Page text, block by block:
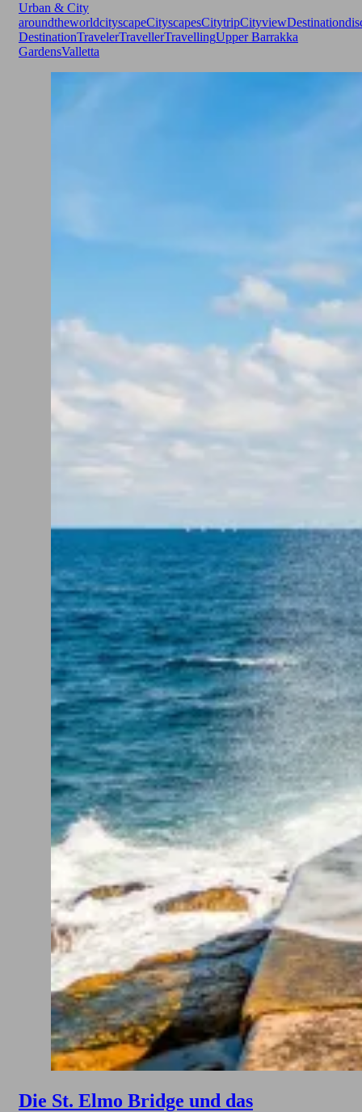
Urban & City
aroundtheworldcityscapeCityscapesCitytripCityviewDestination
DestinationTravelerTravellerTravellingUpper Barrakka
GardensValletta
Die St. Elmo Bridge und das